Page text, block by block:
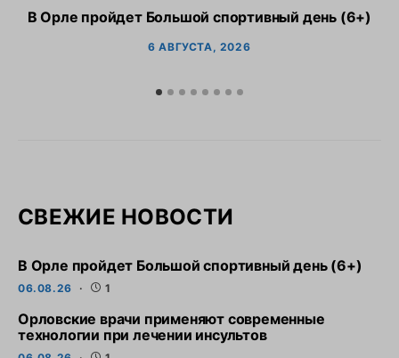
В Орле пройдет Большой спортивный день (6+)
6 АВГУСТА, 2026
СВЕЖИЕ НОВОСТИ
В Орле пройдет Большой спортивный день (6+)
06.08.26 1
Орловские врачи применяют современные
технологии при лечении инсультов